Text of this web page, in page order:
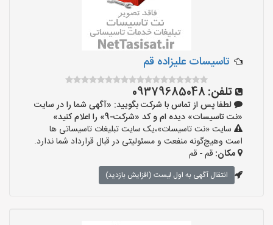
تاسیسات علیزاده قم
تلفن: 09379685048
لطفا پس از تماس با شرکت بگویید: «آگهی شما را در سایت
«نت تاسیسات» دیده ام و کد «شرکت-9» را اعلام کنید»
سایت «نت تاسیسات»،یک سایت تبلیغات تاسیساتی ها
است وهیچ‌گونه منفعت و مسئولیتی در قبال قرارداد شما ندارد.
مکان: قم - قم
انتقال آگهی به اول لیست (افزایش بازدید)